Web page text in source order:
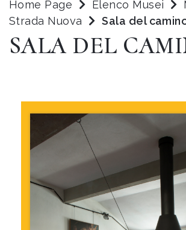
Home Page Elenco Musei
Strada Nuova
Sala del
SALA DEL